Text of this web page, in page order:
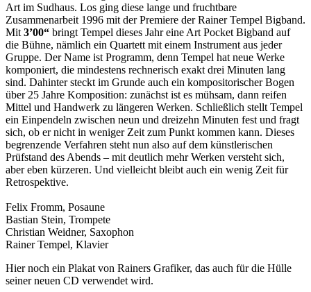
Art im Sudhaus. Los ging diese lange und fruchtbare
Zusammenarbeit 1996 mit der Premiere der Rainer Tempel Bigband.
Mit 3’00“ bringt Tempel dieses Jahr eine Art Pocket Bigband auf
die Bühne, nämlich ein Quartett mit einem Instrument aus jeder
Gruppe. Der Name ist Programm, denn Tempel hat neue Werke
komponiert, die mindestens rechnerisch exakt drei Minuten lang
sind. Dahinter steckt im Grunde auch ein kompositorischer Bogen
über 25 Jahre Komposition: zunächst ist es mühsam, dann reifen
Mittel und Handwerk zu längeren Werken. Schließlich stellt Tempel
ein Einpendeln zwischen neun und dreizehn Minuten fest und fragt
sich, ob er nicht in weniger Zeit zum Punkt kommen kann. Dieses
begrenzende Verfahren steht nun also auf dem künstlerischen
Prüfstand des Abends – mit deutlich mehr Werken versteht sich,
aber eben kürzeren. Und vielleicht bleibt auch ein wenig Zeit für
Retrospektive.
Felix Fromm, Posaune
Bastian Stein, Trompete
Christian Weidner, Saxophon
Rainer Tempel, Klavier
Hier noch ein Plakat von Rainers Grafiker, das auch für die Hülle
seiner neuen CD verwendet wird.